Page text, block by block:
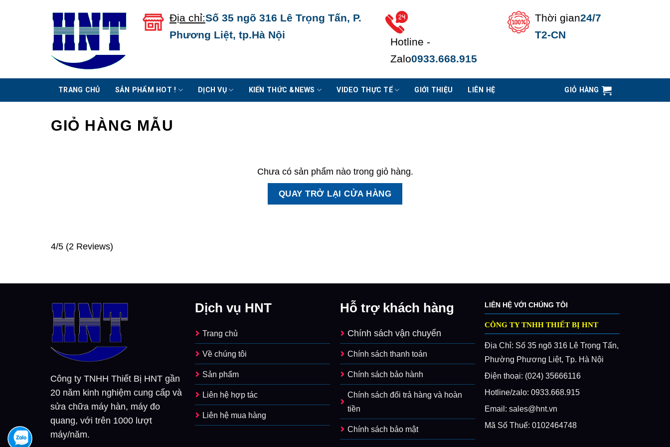
Địa chỉ:Số 35 ngõ 316 Lê Trọng Tấn, P.
Phương Liệt, tp.Hà Nội
Hotline -
Zalo0933.668.915
Thời gian24/7
T2-CN
TRANG CHỦ SẢN PHẨM HOT ! DỊCH VỤ KIẾN THỨC &NEWS VIDEO THỰC TẾ GIỚI THIỆU LIÊN HỆ GIỎ HÀNG
GIỎ HÀNG MẪU
Chưa có sản phẩm nào trong giỏ hàng.
QUAY TRỞ LẠI CỬA HÀNG
4/5 (2 Reviews)
Công ty TNHH Thiết Bị HNT gần
20 năm kinh nghiệm cung cấp và
sửa chữa máy hàn, máy đo
quang, với trên 1000 lượt
máy/năm.
Dịch vụ HNT
Trang chủ
Về chúng tôi
Sản phẩm
Liên hệ hợp tác
Liên hệ mua hàng
Hỗ trợ khách hàng
Chính sách vận chuyển
Chính sách thanh toán
Chính sách bảo hành
Chính sách đổi trả hàng và hoàn
tiền
Chính sách bảo mật
LIÊN HỆ VỚI CHÚNG TÔI
CÔNG TY TNHH THIẾT BỊ HNT
Địa Chỉ: Số 35 ngõ 316 Lê Trọng Tấn,
Phường Phương Liệt, Tp. Hà Nội
Điện thoại: (024) 35666116
Hotline/zalo: 0933.668.915
Email: sales@hnt.vn
Mã Số Thuế: 0102464748